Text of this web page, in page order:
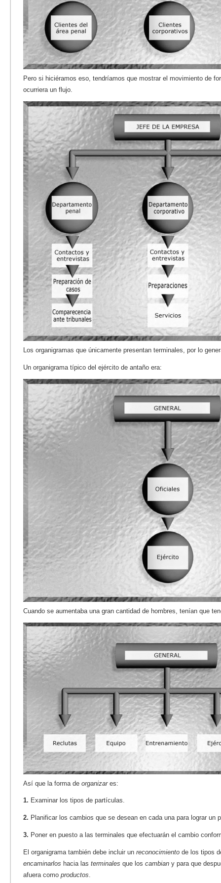
Pero si hiciéramos eso, tendríamos que mostrar el movimiento de
ocurriera un flujo.
Los organigramas que únicamente presentan terminales, por lo
Un organigrama típico del ejército de antaño era:
Cuando se aumentaba una gran cantidad de hombres, tenían que
Así que la forma de organizares:
1. Examinar los tipos de partículas.
2. Planificar los cambios que se desean en cada una para lograr un
3. Poner en puesto a las terminales que efectuarán el cambio
El organigrama también debe incluir un reconocimiento de los tipos
encaminarlos hacia las terminales que los cambian y para que
afuera como productos.